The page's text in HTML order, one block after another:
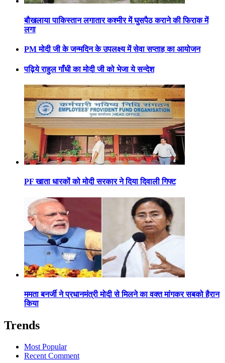
बौखलाया पाकिस्तान लगातार कश्मीर में घुसपैठ कराने की फिराक में
लगा
PM मोदी जी के जन्मदिन के उपलक्ष्य में सेवा सप्ताह का आयोजन
पढ़िये राहुल गाँधी का मोदी जी को भेजा ये सन्देश
PF खाता धारकों को मोदी सरकार ने दिया दिवाली गिफ्ट
ममता बनर्जी ने प्रधानमंत्री मोदी से मिलने का वक्त मांगकर सबको हैरान
किया
Trends
Most Popular
Recent Comment